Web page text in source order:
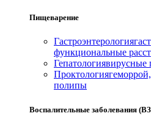
Пищеварение
Гастроэнтерология
функциональные
Гепатологиявирусные
Проктология
полипы
Воспалительные заболевания